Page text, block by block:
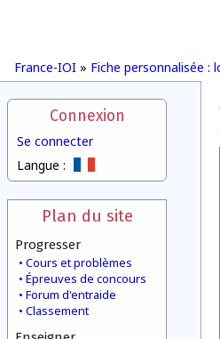
France-IOI » Fiche personnalisée :
Connexion
Se connecter
Langue :
Plan du site
Progresser
Cours et problèmes
Épreuves de concours
Forum d'entraide
Classement